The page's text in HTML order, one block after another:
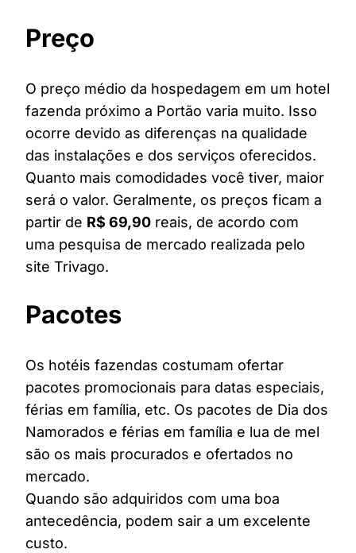
Preço
O preço médio da hospedagem em um hotel
fazenda próximo a Portão varia muito. Isso
ocorre devido as diferenças na qualidade
das instalações e dos serviços oferecidos.
Quanto mais comodidades você tiver, maior
será o valor. Geralmente, os preços ficam a
partir de R$ 69,90 reais, de acordo com
uma pesquisa de mercado realizada pelo
site Trivago.
Pacotes
Os hotéis fazendas costumam ofertar
pacotes promocionais para datas especiais,
férias em família, etc. Os pacotes de Dia dos
Namorados e férias em família e lua de mel
são os mais procurados e ofertados no
mercado.
Quando são adquiridos com uma boa
antecedência, podem sair a um excelente
custo.